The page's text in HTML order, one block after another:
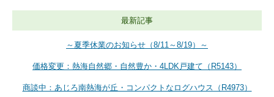
最新記事
～夏季休業のお知らせ（8/11～8/19）～
価格変更：熱海自然郷・自然豊か・4LDK戸建て（R5143）
商談中：あじろ南熱海が丘・コンパクトなログハウス（R4973）